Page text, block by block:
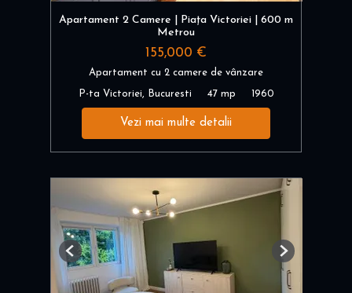
Apartament 2 Camere | Piața Victoriei | 600 m
Metrou
155,000 €
Apartament cu 2 camere de vânzare
P-ta Victoriei, Bucuresti 47 mp 1960
Vezi mai multe detalii
Previous Next